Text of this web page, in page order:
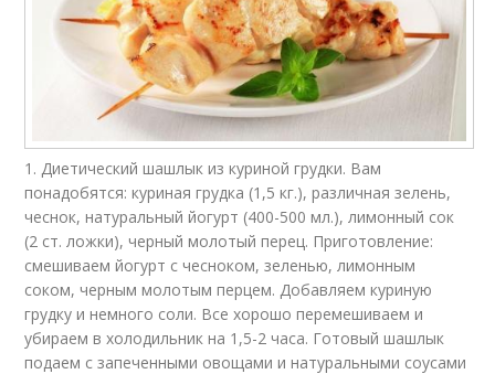
1. Диетический шашлык из куриной грудки. Вам
понадобятся: куриная грудка (1,5 кг.), различная зелень,
чеснок, натуральный йогурт (400-500 мл.), лимонный сок
(2 ст. ложки), черный молотый перец. Приготовление:
смешиваем йогурт с чесноком, зеленью, лимонным
соком, черным молотым перцем. Добавляем куриную
грудку и немного соли. Все хорошо перемешиваем и
убираем в холодильник на 1,5-2 часа. Готовый шашлык
подаем с запеченными овощами и натуральными соусами